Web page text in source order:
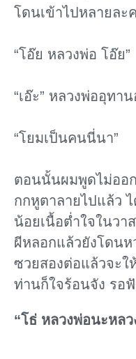
โดนเข้าไปหลายละ
“โอ๊ย หลวงพ่อ โอ๊ย”
“เอ๊ะ” หลวงพ่ออุทา
“โยมเป็นคนนี่นา”
ตอนนั้นผมพูดไม่ออ
กกหูตาลายไปแล้ว
น้อยเนื้อต่ำใจในว
ผีหลอกแล้วยังโดนห
ซวยสองต่อแล้วจะใ
ท่านก็ใจร้อนจัง รอ
“โธ่ หลวงพ่อนะหลว